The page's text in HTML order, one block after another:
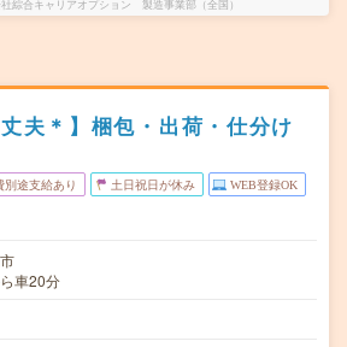
綜合キャリアオプション 製造事業部（全国）
夫＊】梱包・出荷・仕分け
別途支給あり 土日祝日が休み WEB登録OK
車20分